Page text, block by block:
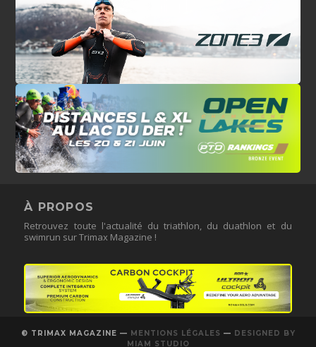
À PROPOS
Retrouvez toute l'actualité du triathlon, du duathlon et du
swimrun sur Trimax Magazine !
© TRIMAX MAGAZINE — MENTIONS LÉGALES — DESIGNED BY
MIAM STUDIO